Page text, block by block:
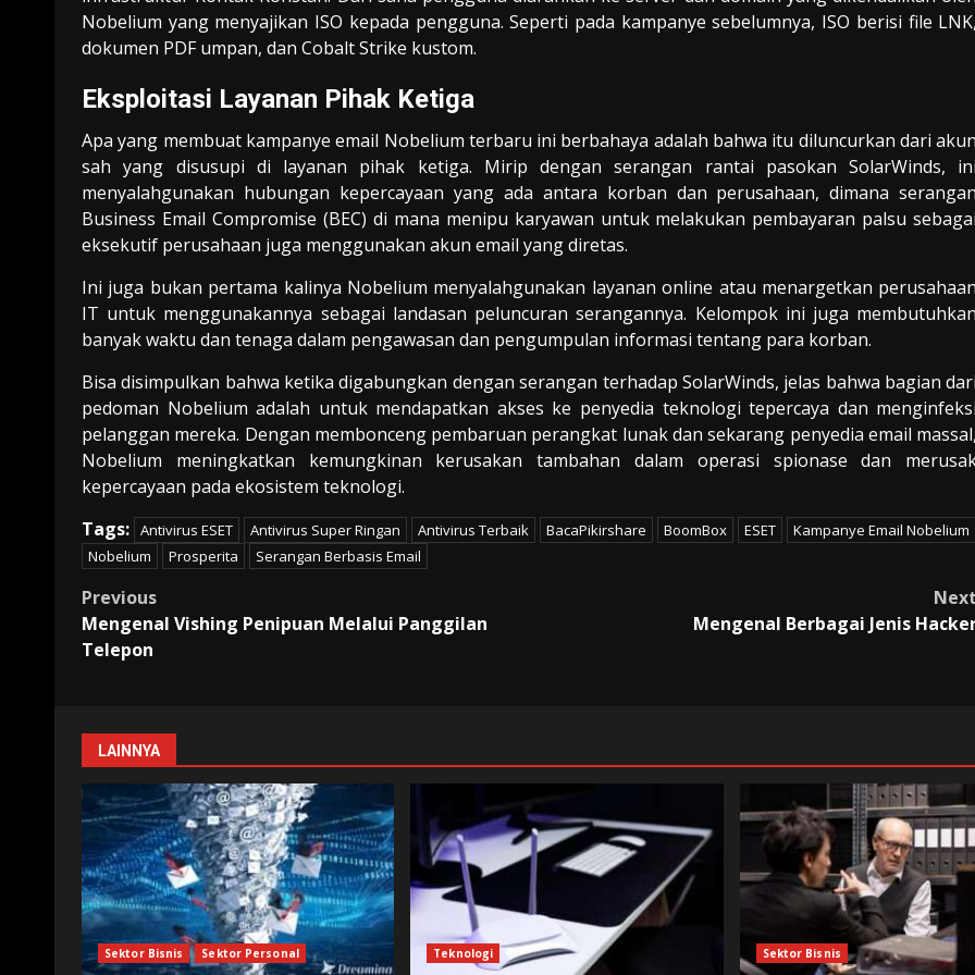
Nobelium yang menyajikan ISO kepada pengguna. Seperti pada kampanye sebelumnya, ISO berisi file LNK,
dokumen PDF umpan, dan Cobalt Strike kustom.
Eksploitasi Layanan Pihak Ketiga
Apa yang membuat kampanye email Nobelium terbaru ini berbahaya adalah bahwa itu diluncurkan dari akun
sah yang disusupi di layanan pihak ketiga. Mirip dengan serangan rantai pasokan SolarWinds, ini
menyalahgunakan hubungan kepercayaan yang ada antara korban dan perusahaan, dimana serangan
Business Email Compromise (BEC) di mana menipu karyawan untuk melakukan pembayaran palsu sebagai
eksekutif perusahaan juga menggunakan akun email yang diretas.
Ini juga bukan pertama kalinya Nobelium menyalahgunakan layanan online atau menargetkan perusahaan
IT untuk menggunakannya sebagai landasan peluncuran serangannya. Kelompok ini juga membutuhkan
banyak waktu dan tenaga dalam pengawasan dan pengumpulan informasi tentang para korban.
Bisa disimpulkan bahwa ketika digabungkan dengan serangan terhadap SolarWinds, jelas bahwa bagian dari
pedoman Nobelium adalah untuk mendapatkan akses ke penyedia teknologi tepercaya dan menginfeksi
pelanggan mereka. Dengan membonceng pembaruan perangkat lunak dan sekarang penyedia email massal,
Nobelium meningkatkan kemungkinan kerusakan tambahan dalam operasi spionase dan
kepercayaan pada ekosistem teknologi.
Tags: Antivirus ESET Antivirus Super Ringan Antivirus Terbaik BacaPikirshare BoomBox ESET
Kampanye Email Nobelium
Nobelium
Prosperita Serangan Berbasis Email
Post
navigation
Previous
Mengenal Vishing Penipuan Melalui Panggilan
Telepon
Next
Mengenal Berbagai Jenis
LAINNYA
Sektor Bisnis Sektor Personal Teknologi Sektor Bisnis